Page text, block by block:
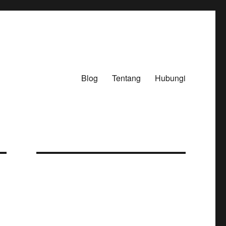
Blog Tentang Hubungi